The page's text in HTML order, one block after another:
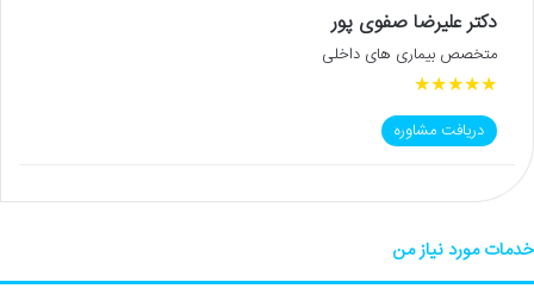
دکتر علیرضا صفوی پور
متخصص بیماری های داخلی
★
★
★
★
★
دریافت مشاوره
خدمات مورد نیاز من